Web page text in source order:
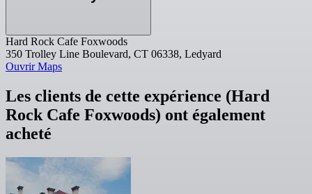
Hard Rock Cafe Foxwoods
350 Trolley Line Boulevard, CT 06338, Ledyard
Ouvrir Maps
Les clients de cette expérience (Hard
Rock Cafe Foxwoods) ont également
acheté